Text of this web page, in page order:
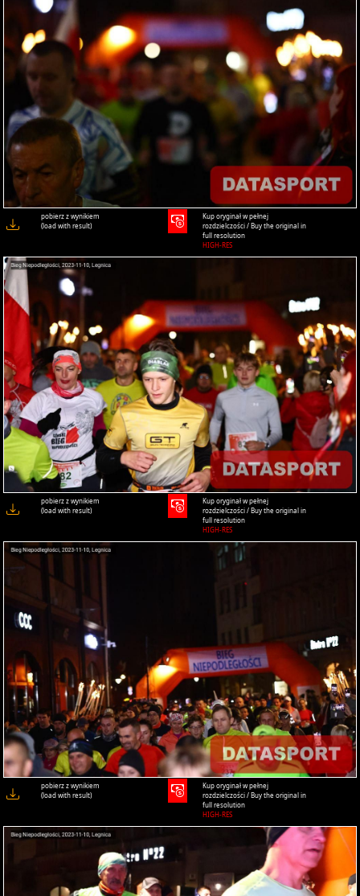
pobierz z wynikiem
(load with result)
Kup oryginał w pełnej
rozdzielczości / Buy the original in
full resolution
HIGH-RES
pobierz z wynikiem
(load with result)
Kup oryginał w pełnej
rozdzielczości / Buy the original in
full resolution
HIGH-RES
pobierz z wynikiem
(load with result)
Kup oryginał w pełnej
rozdzielczości / Buy the original in
full resolution
HIGH-RES